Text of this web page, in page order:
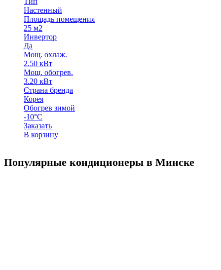
Настенный
Площадь помещения
25 м2
Инвертор
Да
Мощ. охлаж.
2.50 кВт
Мощ. обогрев.
3.20 кВт
Страна бренда
Корея
Обогрев зимой
-10°C
Заказать
В корзину
Популярные кондиционеры в Минске